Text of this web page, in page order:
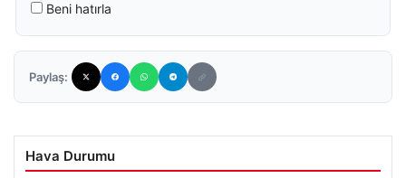
Beni hatırla
Paylaş:
Hava Durumu